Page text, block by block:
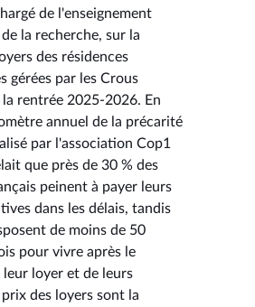
de l'enseignement
la recherche, sur la
des résidences
gérées par les Crous
rentrée 2025-2026. En
annuel de la précarité
par l'association Cop1
que près de 30 % des
peinent à payer leurs
dans les délais, tandis
de moins de 50
pour vivre après le
leur loyer et de leurs
prix des loyers sont la